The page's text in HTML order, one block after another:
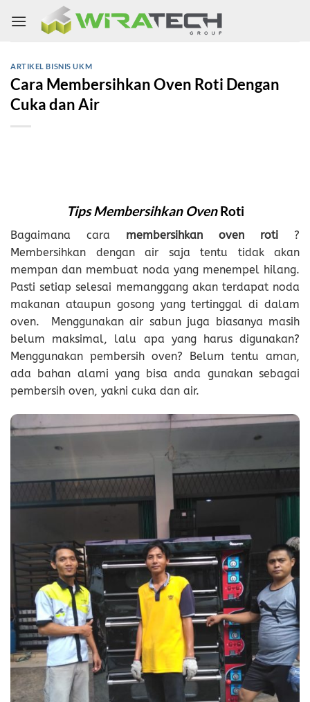
ARTIKEL BISNIS UKM
Cara Membersihkan Oven Roti Dengan
Cuka dan Air
Tips Membersihkan OvenRoti
Bagaimana cara membersihkan oven roti ?
Membersihkan dengan air saja tentu tidak akan
mempan dan membuat noda yang menempel hilang.
Pasti setiap selesai memanggang akan terdapat noda
makanan ataupun gosong yang tertinggal di dalam
oven. Menggunakan air sabun juga biasanya masih
belum maksimal, lalu apa yang harus digunakan?
Menggunakan pembersih oven? Belum tentu aman,
ada bahan alami yang bisa anda gunakan sebagai
pembersih oven, yakni cuka dan air.